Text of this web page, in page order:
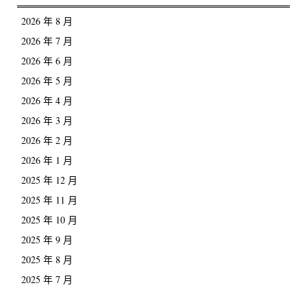
2026 年 8 月
2026 年 7 月
2026 年 6 月
2026 年 5 月
2026 年 4 月
2026 年 3 月
2026 年 2 月
2026 年 1 月
2025 年 12 月
2025 年 11 月
2025 年 10 月
2025 年 9 月
2025 年 8 月
2025 年 7 月